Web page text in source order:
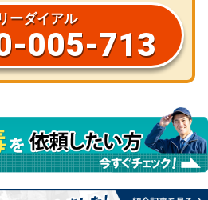
ーダイアル
005-713